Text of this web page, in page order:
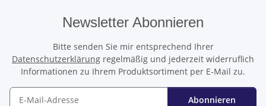
Newsletter Abonnieren
Bitte senden Sie mir entsprechend Ihrer
Datenschutzerklärung regelmäßig und jederzeit widerruflich
Informationen zu Ihrem Produktsortiment per E-Mail zu.
Abonnieren